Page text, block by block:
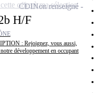
H/F
: Rejoignez, vous aussi,
développement en occupant
CDINon renseigné
offre à ma sélection